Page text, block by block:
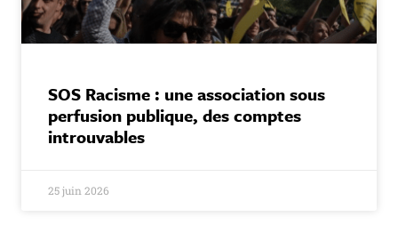
SOS Racisme : une association sous
perfusion publique, des comptes
introuvables
25 juin 2026